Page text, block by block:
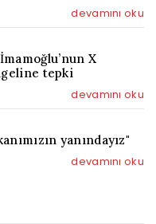
devamını oku
X
tepki
devamını oku
yanındayız"
devamını oku